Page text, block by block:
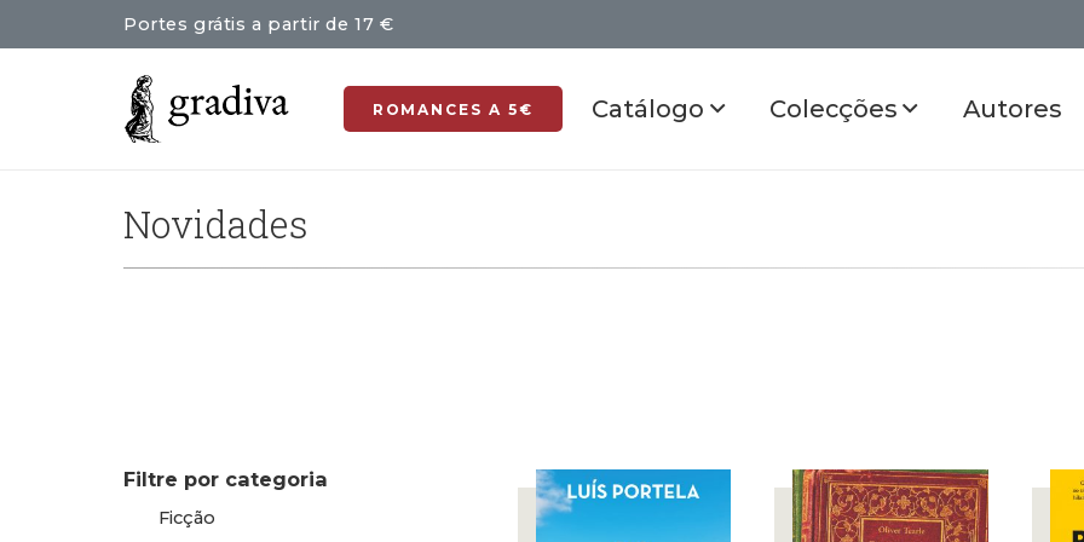
Portes grátis a partir de 17 €
ROMANCES A 5€ Catálogo Colecções Autores
Novidades
Filtre por categoria
Ficção